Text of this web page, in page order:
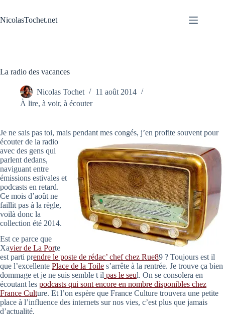
contenu
NicolasTochet.net
La radio des vacances
Nicolas Tochet
11 août 2014
À lire, à voir, à écouter
Je ne sais pas toi, mais pendant mes congés, j’en profite souvent pour
écouter de la radio
avec des gens qui
parlent dedans,
naviguant entre
émissions estivales et
podcasts en retard.
Ce mois d’août ne
faillit pas à la règle,
voilà donc la
collection été 2014.
Est ce parce que
Xavier de La Porte
est parti prendre le poste de rédac’ chef chez Rue89 ? Toujours est il
que l’excellente Place de la Toile s’arrête à la rentrée. Je trouve ça bien
dommage et je ne suis semble t il pas le seul. On se consolera en
écoutant les podcasts qui sont encore en nombre disponibles chez
France Culture. Et l’on espère que France Culture trouvera une petite
place à l’influence des internets sur nos vies, c’est plus que jamais
d’actualité.